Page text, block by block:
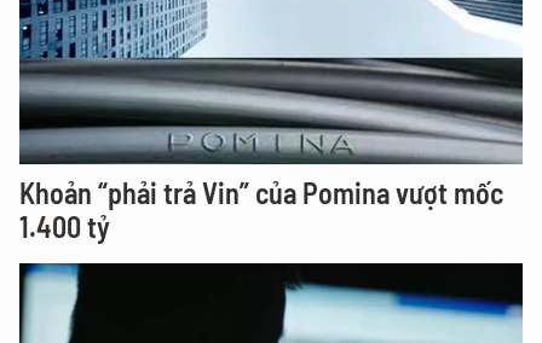
Khoản “phải trả Vin” của Pomina vượt mốc
1.400 tỷ